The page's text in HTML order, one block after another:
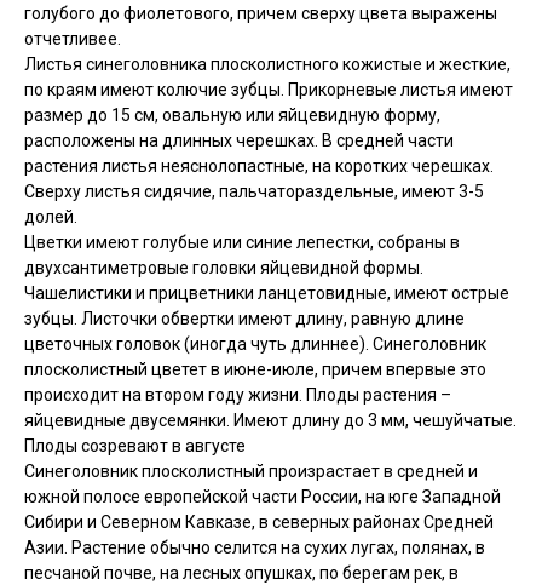
голубого до фиолетового, причем сверху цвета выражены
отчетливее.
Листья синеголовника плосколистного кожистые и жесткие,
по краям имеют колючие зубцы. Прикорневые листья имеют
размер до 15 см, овальную или яйцевидную форму,
расположены на длинных черешках. В средней части
растения листья неяснолопастные, на коротких черешках.
Сверху листья сидячие, пальчатораздельные, имеют 3-5
долей.
Цветки имеют голубые или синие лепестки, собраны в
двухсантиметровые головки яйцевидной формы.
Чашелистики и прицветники ланцетовидные, имеют острые
зубцы. Листочки обвертки имеют длину, равную длине
цветочных головок (иногда чуть длиннее). Синеголовник
плосколистный цветет в июне-июле, причем впервые это
происходит на втором году жизни. Плоды растения –
яйцевидные двусемянки. Имеют длину до 3 мм, чешуйчатые.
Плоды созревают в августе
Синеголовник плосколистный произрастает в средней и
южной полосе европейской части России, на юге Западной
Сибири и Северном Кавказе, в северных районах Средней
Азии. Растение обычно селится на сухих лугах, полянах, в
песчаной почве, на лесных опушках, по берегам рек, в